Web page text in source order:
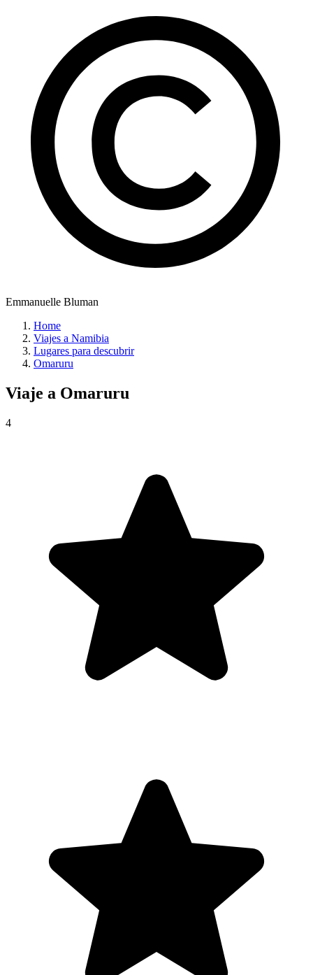
Emmanuelle Bluman
Home
Viajes a Namibia
Lugares para descubrir
Omaruru
Viaje a Omaruru
4